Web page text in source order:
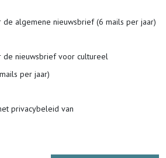
de algemene nieuwsbrief (6 mails per jaar)
de nieuwsbrief voor cultureel
per jaar)
privacybeleid van